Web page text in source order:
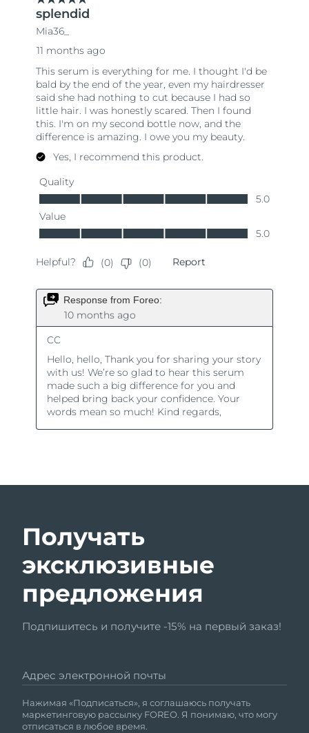
Получать
эксклюзивные
предложения
Подпишитесь и получите -15% на первый заказ!
Адрес электронной почты
Нажимая «Подписаться», я соглашаюсь получать
маркетинговую рассылку FOREO. Я понимаю, что могу
отписаться в любое время.